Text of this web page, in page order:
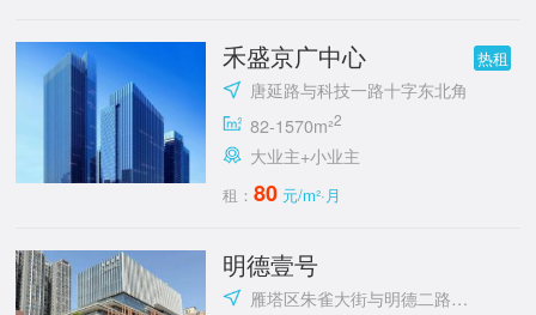
禾盛京广中心 热租
唐延路与科技一路十字东北角
82-1570m²2
大业主+小业主
租：80 元/m²·月
明德壹号
雁塔区朱雀大街与明德二路十字东北角